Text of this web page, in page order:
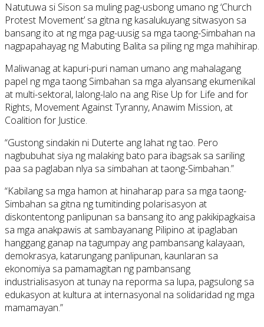
Natutuwa si Sison sa muling pag-usbong umano ng ‘Church
Protest Movement’ sa gitna ng kasalukuyang sitwasyon sa
bansang ito at ng mga pag-uusig sa mga taong-Simbahan na
nagpapahayag ng Mabuting Balita sa piling ng mga mahihirap.
Maliwanag at kapuri-puri naman umano ang mahalagang
papel ng mga taong Simbahan sa mga alyansang ekumenikal
at multi-sektoral, lalong-lalo na ang Rise Up for Life and for
Rights, Movement Against Tyranny, Anawim Mission, at
Coalition for Justice.
“Gustong sindakin ni Duterte ang lahat ng tao. Pero
nagbubuhat siya ng malaking bato para ibagsak sa sariling
paa sa paglaban nlya sa simbahan at taong-Simbahan.”
“Kabilang sa mga hamon at hinaharap para sa mga taong-
Simbahan sa gitna ng tumitinding polarisasyon at
diskontentong panlipunan sa bansang ito ang pakikipagkaisa
sa mga anakpawis at sambayanang Pilipino at ipaglaban
hanggang ganap na tagumpay ang pambansang kalayaan,
demokrasya, katarungang panlipunan, kaunlaran sa
ekonomiya sa pamamagitan ng pambansang
industrialisasyon at tunay na reporma sa lupa, pagsulong sa
edukasyon at kultura at internasyonal na solidaridad ng mga
mamamayan.”